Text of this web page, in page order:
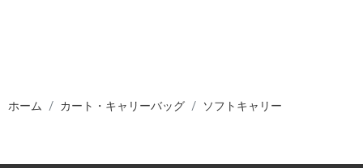
ホーム カート・キャリーバッグ ソフトキャリー